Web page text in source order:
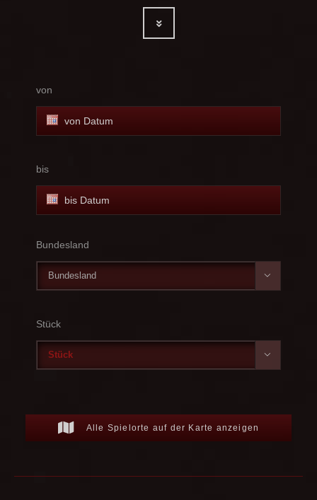
von
bis
Bundesland

Stück

Alle Spielorte auf der Karte anzeigen